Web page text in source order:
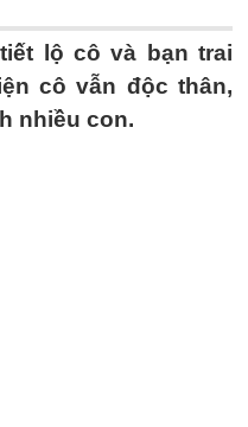
lộ cô và bạn trai
cô vẫn độc thân,
nhiều con.